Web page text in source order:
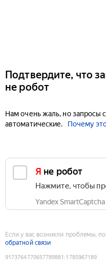
Подтвердите, что
не робот
Нам очень жаль, но запросы
автоматические.
Почему
Я не робот
Нажмите, чтобы
Yandex SmartCaptcha
Если у вас возникли проблемы,
обратной связи
9173764770657789881 :1785967189